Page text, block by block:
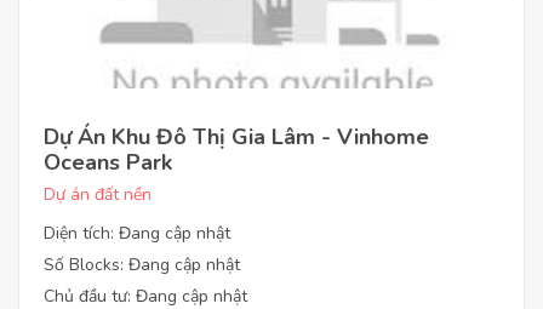
Dự Án Khu Đô Thị Gia Lâm - Vinhome
Oceans Park
Dự án đất nền
Diện tích: Đang cập nhật
Số Blocks: Đang cập nhật
Chủ đầu tư: Đang cập nhật